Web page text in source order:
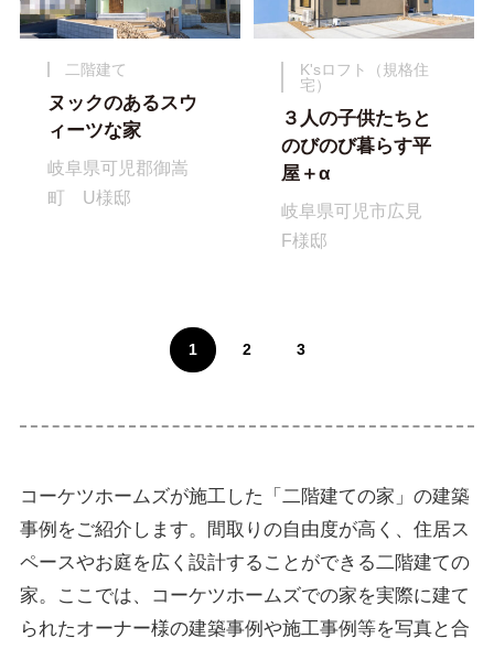
二階建て
ヌックのあるスウ
ィーツな家
岐阜県可児郡御嵩
町 U様邸
K'sロフト（規格住
宅）
３人の子供たちと
のびのび暮らす平
屋＋α
岐阜県可児市広見
F様邸
1 2 3
コーケツホームズが施工した「二階建ての家」の建築
事例をご紹介します。間取りの自由度が高く、住居ス
ペースやお庭を広く設計することができる二階建ての
家。ここでは、コーケツホームズでの家を実際に建て
られたオーナー様の建築事例や施工事例等を写真と合